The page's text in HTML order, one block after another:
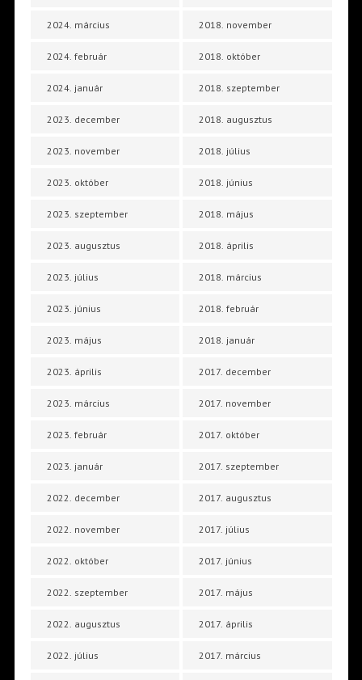
2024. március
2024. február
2024. január
2023. december
2023. november
2023. október
2023. szeptember
2023. augusztus
2023. július
2023. június
2023. május
2023. április
2023. március
2023. február
2023. január
2022. december
2022. november
2022. október
2022. szeptember
2022. augusztus
2022. július
2018. november
2018. október
2018. szeptember
2018. augusztus
2018. július
2018. június
2018. május
2018. április
2018. március
2018. február
2018. január
2017. december
2017. november
2017. október
2017. szeptember
2017. augusztus
2017. július
2017. június
2017. május
2017. április
2017. március